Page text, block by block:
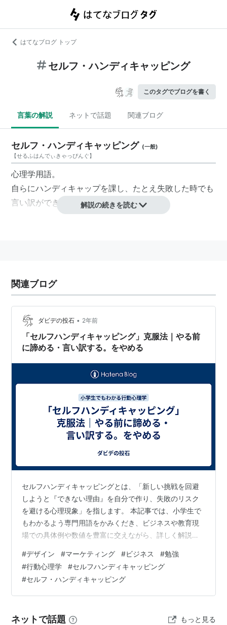
はてなブログ トップ
セルフ・ハンディキャッピング
このタグでブログを書く
言葉の解説 ネットで話題 関連ブログ
セルフ・ハンディキャッピング (一般)
【せるふはんでぃきゃっぴんぐ】
心理学用語。
自らにハンディキャップを課し、たとえ失敗した時でも
言い訳ができるようにしておく行為。
失敗した時にはその言い訳によって自分の評価の低下を
具体例
わざわざ試験前に掃除やゲーム等のために時間をと
る
明らかに無理な量のタスクを引き受ける
試験前に「全然勉強してないわー」「体調悪いんだ
よねー」などと発言する
解説の続きを読む
関連ブログ
ダビデの投石 • 2年前
「セルフハンディキャッピング」克服法｜やる前
に諦める・言い訳する。をやめる
セルフハンディキャッピングとは、「新しい挑戦を回避
しようと『できない理由』を自分で作り、失敗のリスク
を避ける心理現象」を指します。 本記事では、小学生で
もわかるよう専門用語をかみくだき、ビジネスや教育現
場での具体例や数値を豊富に交えながら、詳しく解説し
んかじゃ無理 小学生でもわかる例 歴史的背景と研究者の
取り組み 2. セルフハンディキャッピング：🔥企業事例 大
手学習塾「スタディアップ」の研修プログラム IT企業
「フューチャーコード」の新人研修 スポーツ用品メーカ
ハンディキャッピン…
#デザイン #マーケティング #ビジネス #勉強
#行動心理学 #セルフハンディキャッピング
#セルフ・ハンディキャッピング
ネットで話題 もっと見る